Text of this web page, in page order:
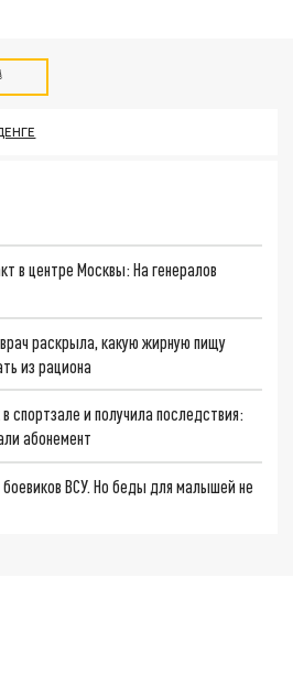
в центре Москвы: На генералов
раскрыла, какую жирную пищу
из рациона
спортзале и получила последствия:
абонемент
ВСУ. Но беды для малышей не